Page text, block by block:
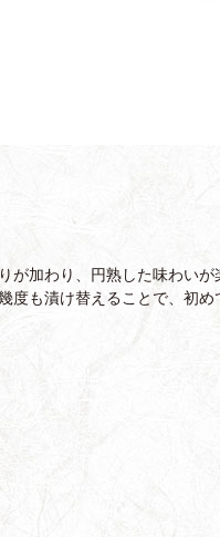
加わり、円熟した味わいが
度も漬け替えることで、初め